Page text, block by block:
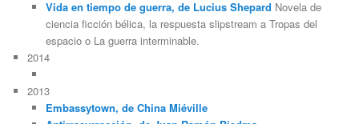
Vida en tiempo de guerra, de Lucius Shepard Novela de
ciencia ficción bélica, la respuesta slipstream a Tropas del
espacio o La guerra interminable.
2014
2013
Embassytown, de China Miéville